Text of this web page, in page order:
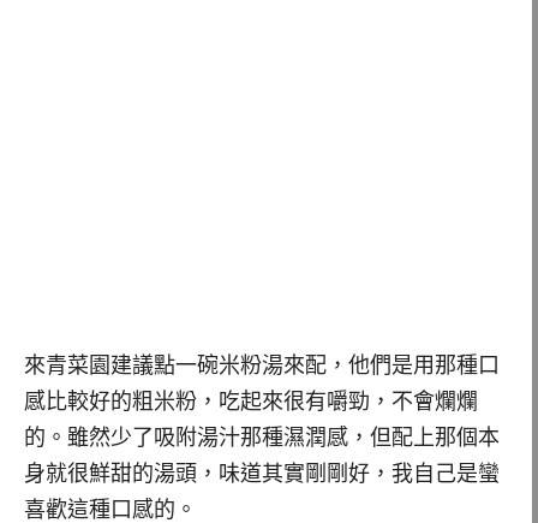
來青菜園建議點一碗米粉湯來配，他們是用那種口
感比較好的粗米粉，吃起來很有嚼勁，不會爛爛
的。雖然少了吸附湯汁那種濕潤感，但配上那個本
身就很鮮甜的湯頭，味道其實剛剛好，我自己是蠻
喜歡這種口感的。